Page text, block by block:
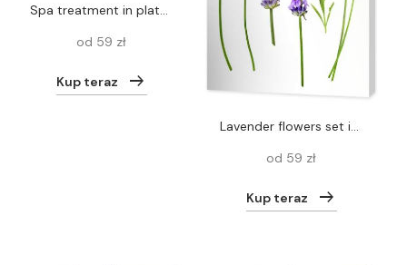
spa treatment in plates with lavender
od 59 zł
Kup teraz
Lavender flowers set isolated on a white background. Flat lay
od 59 zł
Kup teraz